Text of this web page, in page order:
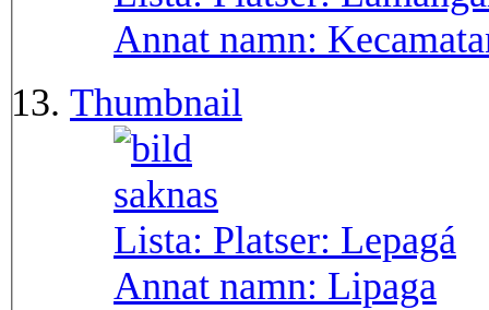
Annat namn:
Thumbnail
Lista: Platser: Lepagá
Annat namn: Lipaga